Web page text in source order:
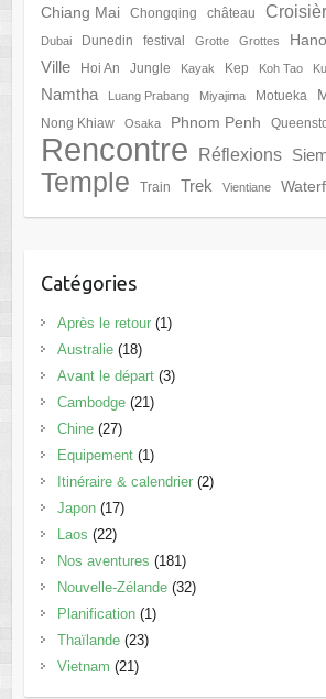
Chiang Mai Chongqing château
Dubai Dunedin festival Grotte Grottes
Ville
Hoi An Jungle Kayak Kep Koh Tao
Namtha
Luang Prabang Miyajima Motueka
Nong Khiaw Osaka Phnom Penh
Rencontre Réflexions
Temple Train Trek Vientiane
Catégories
Après le retour(1)
Australie(18)
Avant le départ(3)
Cambodge(21)
Chine(27)
Equipement(1)
Itinéraire & calendrier(2)
Japon(17)
Laos (22)
Nos aventures (181)
Nouvelle-Zélande(32)
Planification(1)
Thaïlande(23)
Vietnam (21)